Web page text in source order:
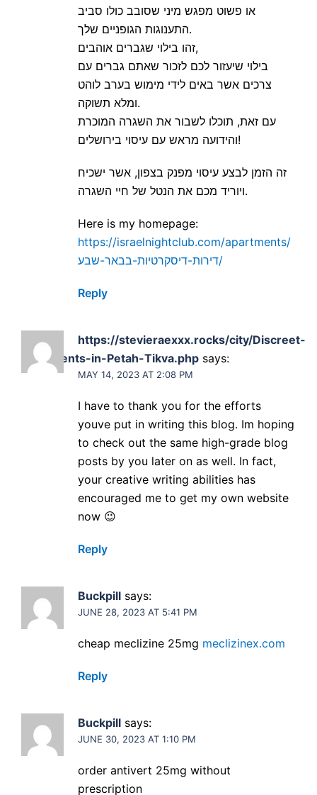
או פשוט מפגש מיני שסובב כולו סביב
התענוגות הגופניים שלך.
זהו בילוי שגברים אוהבים,
בילוי שיעזור לכם לזכור שאתם גברים עם
צרכים אשר באים לידי מימוש בערב לוהט
ומלא תשוקה.
עם זאת, תוכלו לשבור את השגרה המוכרת
והידועה מראש עם עיסוי בירושלים!
זה הזמן לבצע עיסוי מפנק בצפון, אשר ישכיח
ויוריד מכם את הנטל של חיי השגרה.
Here is my homepage:
https://israelnightclub.com/apartments/
דירות-דיסקרטיות-בבאר-שבע/
Reply
https://stevieraexxx.rocks/city/Discreet-
apartments-in-Petah-Tikva.php says:
MAY 14, 2023 AT 2:08 PM
I have to thank you for the efforts
youve put in writing this blog. Im hoping
to check out the same high-grade blog
posts by you later on as well. In fact,
your creative writing abilities has
encouraged me to get my own website
now 😉
Reply
Buckpill says:
JUNE 28, 2023 AT 5:41 PM
cheap meclizine 25mg meclizinex.com
Reply
Buckpill says:
JUNE 30, 2023 AT 1:10 PM
order antivert 25mg without
prescription